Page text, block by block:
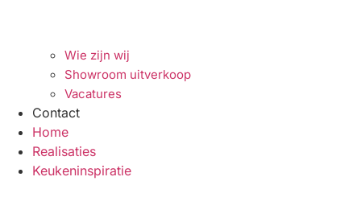
Wie zijn wij
Showroom uitverkoop
Vacatures
Contact
Home
Realisaties
Keukeninspiratie